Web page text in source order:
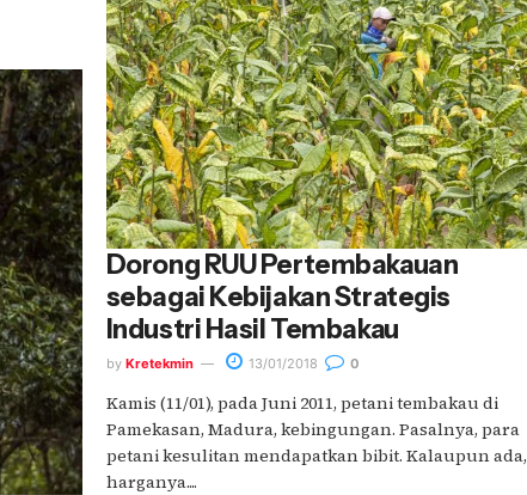
Dorong RUU Pertembakauan
sebagai Kebijakan Strategis
Industri Hasil Tembakau
by Kretekmin 13/01/2018 0
Kamis (11/01), pada Juni 2011, petani tembakau di
Pamekasan, Madura, kebingungan. Pasalnya, para
petani kesulitan mendapatkan bibit. Kalaupun ada,
harganya....